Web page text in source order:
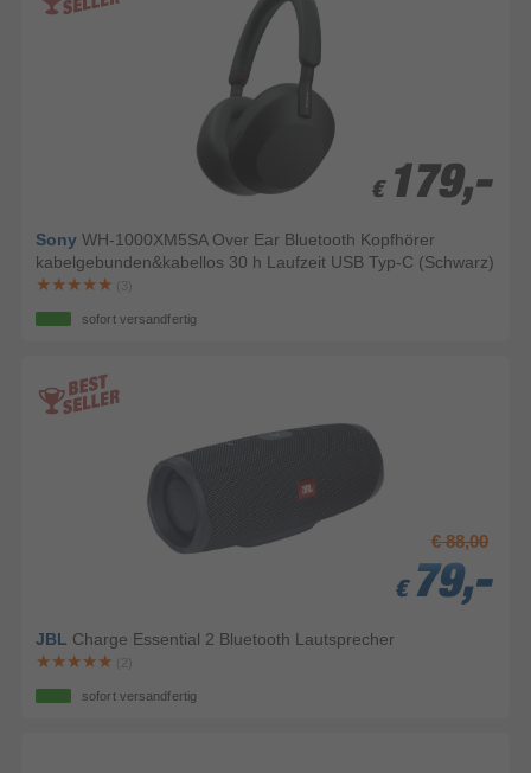
€ 179,-
€ 179,-
Sony WH-1000XM5SA Over Ear Bluetooth Kopfhörer
kabelgebunden&kabellos 30 h Laufzeit USB Typ-C (Schwarz)
(3)
sofort versandfertig
€ 88,00
€ 79,-
€ 79,-
€ 79,-
JBL Charge Essential 2 Bluetooth Lautsprecher
(2)
sofort versandfertig